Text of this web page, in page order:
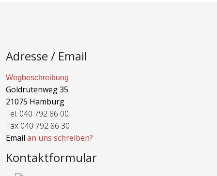
Adresse / Email
Wegbeschreibung
Goldrutenweg 35
21075 Hamburg
Tel. 040 792 86 00
Fax 040 792 86 30
Email an uns schreiben?
Kontaktformular